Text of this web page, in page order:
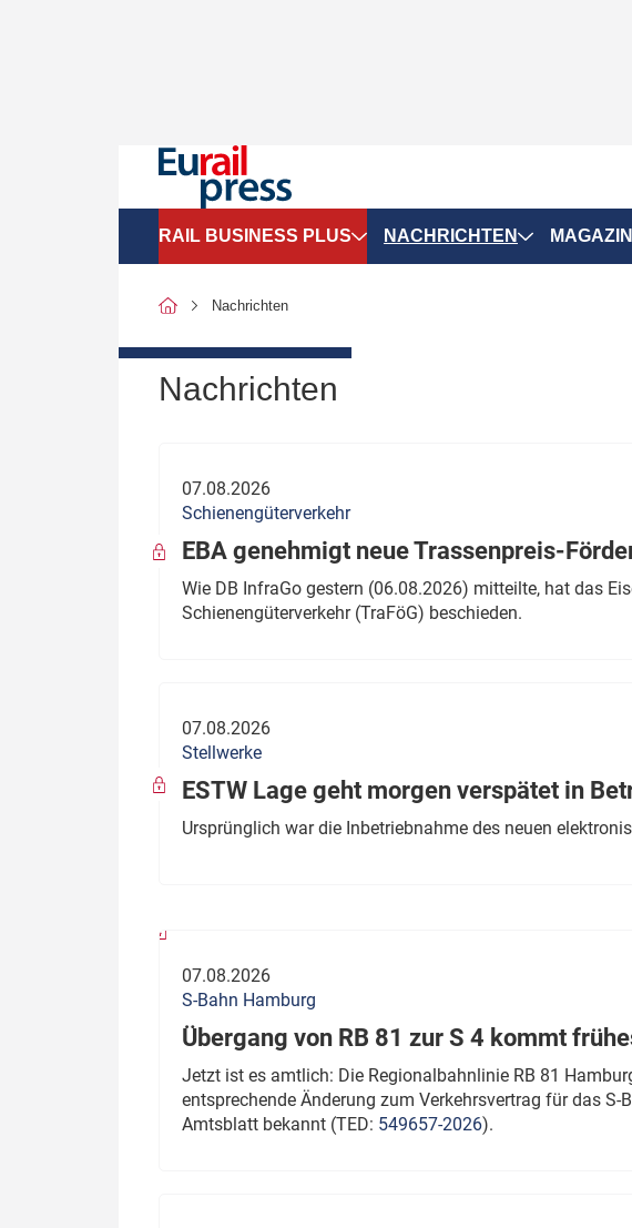
RAIL BUSINESS PLUS
SPNV-Marktdaten
Politik
Verbände: Wer spricht für
wen?
Thema des Monats
Dossier: Generalsanierung
Dossier: ETCS
NACHRICHTEN
Infrastruktur & Ausrüstung
ÖPNV
Nachrichten
Nachrichten
07.08.2026
Schienengüterverkehr
EBA genehmigt neue Trassenpreis-
Wie DB InfraGo gestern (06.08.2026) mitteilte, hat das
Schienengüterverkehr (TraFöG) beschieden.
07.08.2026
Stellwerke
ESTW Lage geht morgen verspätet in
Ursprünglich war die Inbetriebnahme des neuen
07.08.2026
S-Bahn Hamburg
Übergang von RB 81 zur S 4 kommt
Jetzt ist es amtlich: Die Regionalbahnlinie RB 81
entsprechende Änderung zum Verkehrsvertrag für das
Amtsblatt bekannt (TED: 549657-2026).